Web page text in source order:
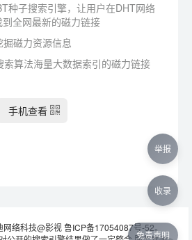
种子搜索引擎，让用户在DHT网络
全网最新的磁力链接
磁力资源信息
索算法海量大数据索引的磁力链接
手机查看
络科技@影视鲁ICP备17054087号-52。
免责声明
举报
收录